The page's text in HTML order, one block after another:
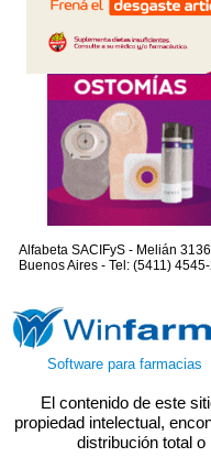
Alfabeta SACIFyS - Melián
Buenos Aires - Tel: (5411)
Software para farmacias
El contenido de este
propiedad intelectual,
distribución total